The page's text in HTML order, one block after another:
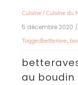
Cuisine/ Cuisine du
5 décembre 2020
Taggedbetterave,
au boudin